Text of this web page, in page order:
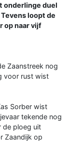
onderlinge duel
loopt de
op naar vijf
Zaanstreek nog
voor rust wist
Sorber wist
tekende nog
de ploeg uit
Zaandijk op